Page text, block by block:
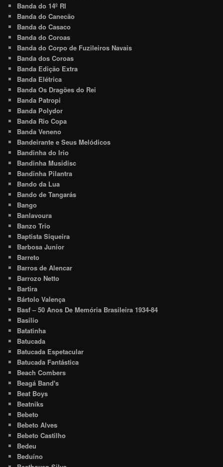
Banda do 14º RI
Banda do Canecão
Banda do Casaco
Banda do Coroas
Banda do Corpo de Fuzileiros Navais
Banda dos Coroas
Banda Edição Extra
Banda Elétrica
Banda Os Dragões do Rei
Banda Patropi
Banda Polydor
Banda Rio Copa
Banda Veneno
Bandeirante e Seus Melódicos
Bandinha do Irio
Bandinha Musidisc
Bandinha Pilantra
Bando da Lua
Bando de Tangarás
Bango
Banlavoura
Banzo Trio
Baptista Siqueira
Barbosa Junior
Barreto
Barros de Alencar
Barrozo Netto
Bartira
Bártolo Valença
Basf – 50 Anos De Memória Brasileira 1934-84
Basílio
Batatinha
Batucada
Batucada Espetacular
Batucada Fantástica
Beach Combers
Beagá Band's
Beat Boys
Beatniks
Bebeto
Bebeto Alves
Bebeto Castilho
Bedeu
Beduíno